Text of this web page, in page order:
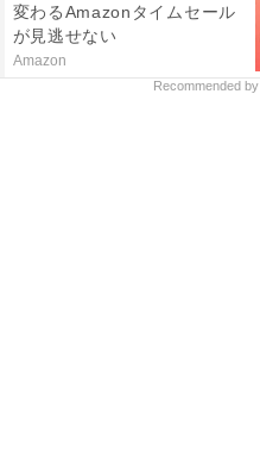
変わるAmazonタイムセール
が見逃せない
Amazon
Recommended by